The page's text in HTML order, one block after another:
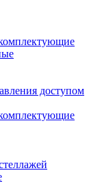
доступом